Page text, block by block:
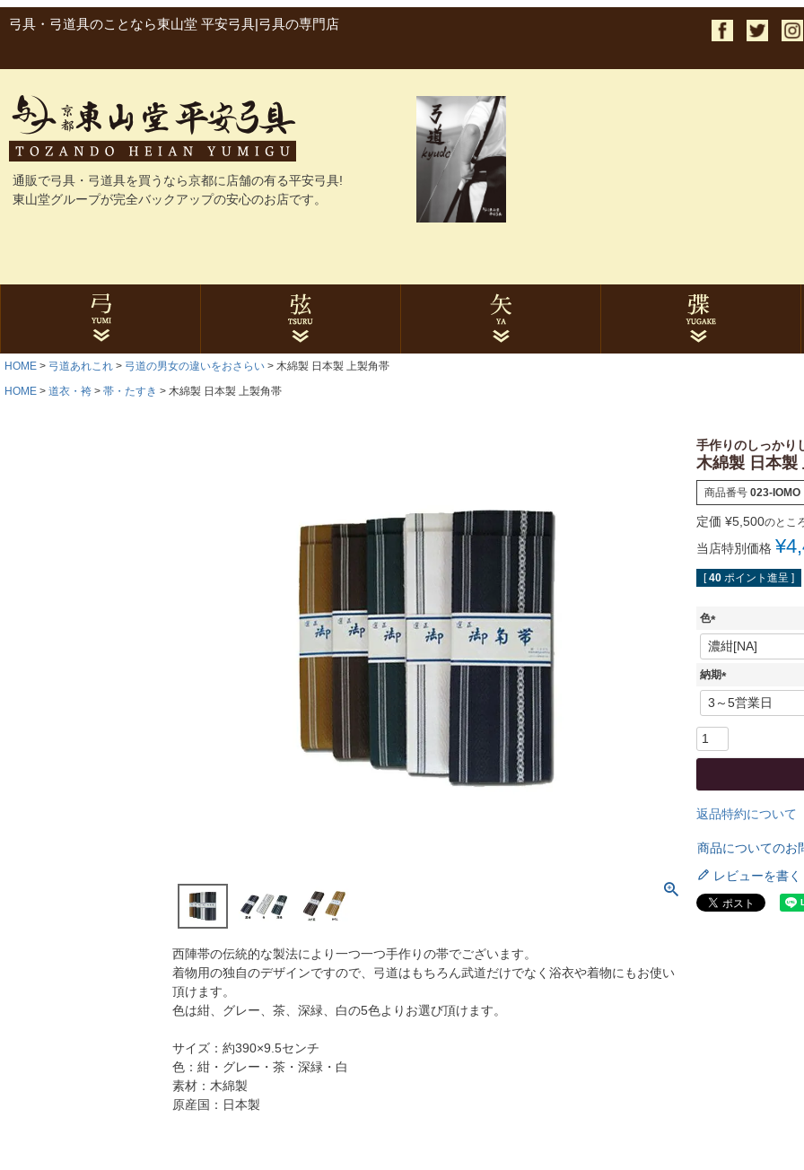
弓具・弓道具のことなら東山堂 平安弓具|弓具の専門店
通販で弓具・弓道具を買うなら京都に店舗の有る平安弓具!
東山堂グループが完全バックアップの安心のお店です。
グラス弓
カーボン弓
与一シリーズ
ゴム弓
にぎり革
弓袋・弓巻
石突
弓関連品 合成弦
麻弦
弦巻
弦関連品
HOME 弓道あれこれ 弓道の男女の違いをおさらい
木綿製 日本製 上製角帯
HOME
道衣・袴 帯・たすき 木綿製 日本製 上製角帯
西陣帯の伝統的な製法により一つ一つ手作りの帯でございます。
着物用の独自のデザインですので、弓道はもちろん武道だけでなく浴衣や着物にもお使い
頂けます。
色は紺、グレー、茶、深緑、白の5色よりお選び頂けます。
サイズ：約390×9.5センチ
色：紺・グレー・茶・深緑・白
素材：木綿製
原産国：日本製
手作りのしっかり
木綿製 日本製
商品番号 023-IOMO
定価 ¥5,500のとこ
当店特別価格 ¥
[ 40 ポイント進呈 ]
色
(
必
須
納期
(
必
須
返品特約について
商品についてのお
レビューを書く